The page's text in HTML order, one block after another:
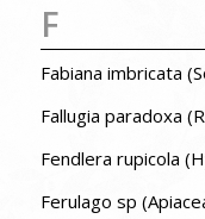
F
Fabiana imbricata
Fallugia paradoxa
Fendlera rupicola
Ferulago sp